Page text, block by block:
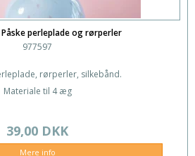
Påske perleplade og rørperler
977597
rørperler, silkebånd.
Materiale til 4 æg
39,00 DKK
Mere info